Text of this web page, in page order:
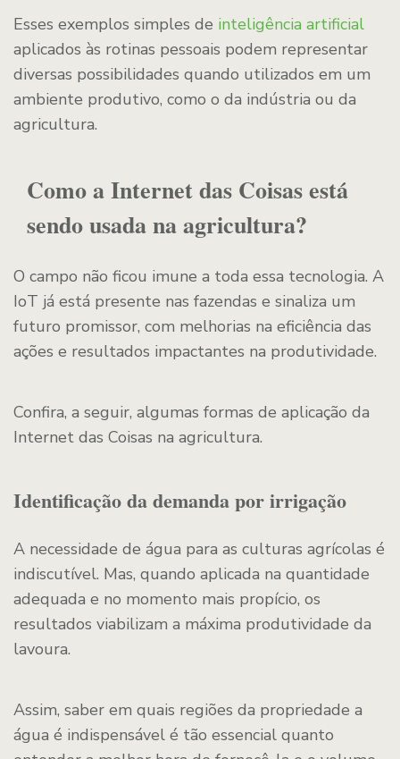
Esses exemplos simples de inteligência artificial
aplicados às rotinas pessoais podem representar
diversas possibilidades quando utilizados em um
ambiente produtivo, como o da indústria ou da
agricultura.
Como a Internet das Coisas está
sendo usada na agricultura?
O campo não ficou imune a toda essa tecnologia. A
IoT já está presente nas fazendas e sinaliza um
futuro promissor, com melhorias na eficiência das
ações e resultados impactantes na produtividade.
Confira, a seguir, algumas formas de aplicação da
Internet das Coisas na agricultura.
Identificação da demanda por irrigação
A necessidade de água para as culturas agrícolas é
indiscutível. Mas, quando aplicada na quantidade
adequada e no momento mais propício, os
resultados viabilizam a máxima produtividade da
lavoura.
Assim, saber em quais regiões da propriedade a
água é indispensável é tão essencial quanto